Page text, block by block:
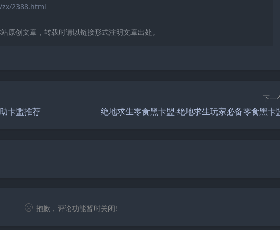
2388.html
原创文章，转载时请以链接形式注明文章出处。
卡盟推荐
下一
绝地求生零食黑卡盟-绝地求生玩家必备零食黑卡
抱歉，评论功能暂时关闭!